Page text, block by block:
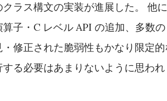
ラス構文の実装が進展した。 他に
子・C レベル API の追加、多数の
修正された脆弱性もかなり限定
る必要はあまりないように思われ